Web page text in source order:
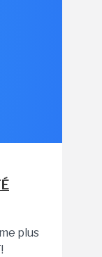
plus